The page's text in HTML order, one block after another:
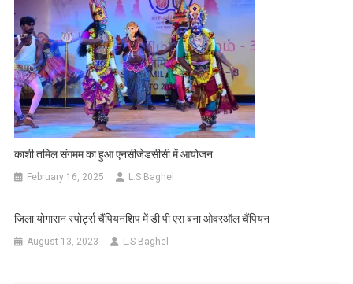
काशी तमिल संगमम का हुआ एनसीजेडसीसी में आयोजन
February 16, 2025 L.S Baghel
जिला योगासन स्पोर्ट्स चैंपियनशिप में डी पी एस बना ओवरऑल चैंपियन
August 13, 2023 L.S Baghel